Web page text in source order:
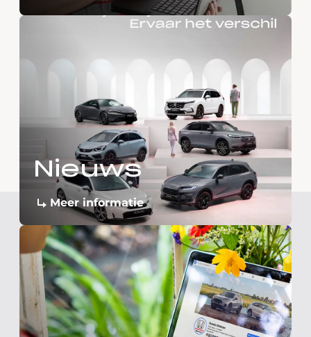
Nieuws
Meer informatie